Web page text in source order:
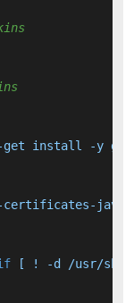
get install -y
[ ! -d /usr/